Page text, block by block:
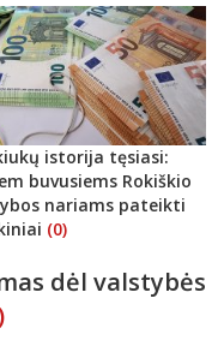
istorija tęsiasi:
buvusiems Rokiškio
nariams pateikti
(0)
dėl valstybės